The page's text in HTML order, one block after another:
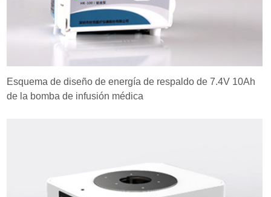
Esquema de diseño de energía de respaldo de 7.4V 10Ah
de la bomba de infusión médica